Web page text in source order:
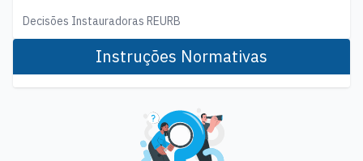
Decisões Instauradoras REURB
Instruções Normativas